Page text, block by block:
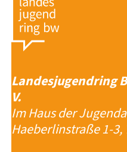
Landesjugendring
V.
Im Haus der
Haeberlinstraße 1-